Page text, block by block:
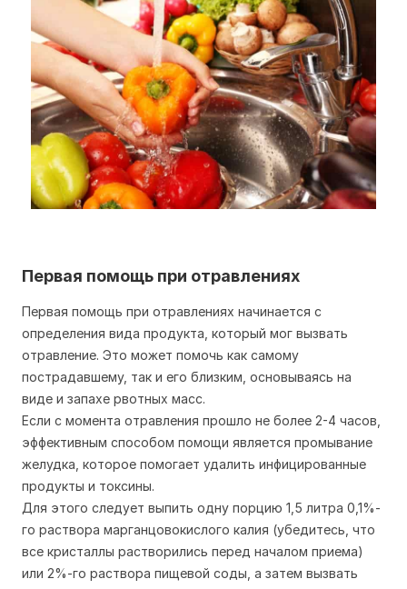
Первая помощь при отравлениях
Первая помощь при отравлениях начинается с
определения вида продукта, который мог вызвать
отравление. Это может помочь как самому
пострадавшему, так и его близким, основываясь на
виде и запахе рвотных масс.
Если с момента отравления прошло не более 2-4 часов,
эффективным способом помощи является промывание
желудка, которое помогает удалить инфицированные
продукты и токсины.
Для этого следует выпить одну порцию 1,5 литра 0,1%-
го раствора марганцовокислого калия (убедитесь, что
все кристаллы растворились перед началом приема)
или 2%-го раствора пищевой соды, а затем вызвать